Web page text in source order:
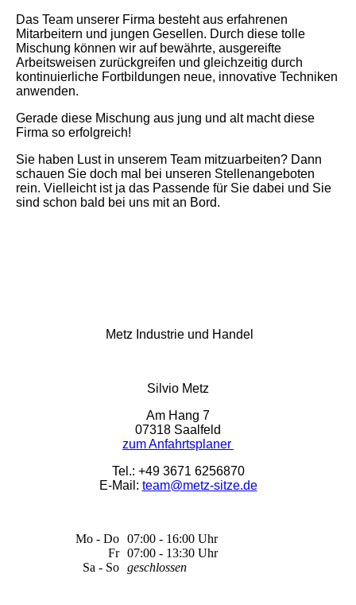
Das Team unserer Firma besteht aus erfahrenen
Mitarbeitern und jungen Gesellen. Durch diese tolle
Mischung können wir auf bewährte, ausgereifte
Arbeitsweisen zurückgreifen und gleichzeitig durch
kontinuierliche Fortbildungen neue, innovative Techniken
anwenden.
Gerade diese Mischung aus jung und alt macht diese
Firma so erfolgreich!
Sie haben Lust in unserem Team mitzuarbeiten? Dann
schauen Sie doch mal bei unseren Stellenangeboten
rein. Vielleicht ist ja das Passende für Sie dabei und Sie
sind schon bald bei uns mit an Bord.
Metz Industrie und Handel
Silvio Metz
Am Hang 7
07318 Saalfeld
zum Anfahrtsplaner
Tel.: +49 3671 6256870
E-Mail: team@metz-sitze.de
Mo - Do
Fr
Sa - So
07:00 - 16:00 Uhr
07:00 - 13:30 Uhr
geschlossen